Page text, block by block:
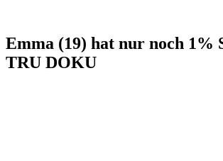
Emma (19) hat nur noch 1%
TRU DOKU